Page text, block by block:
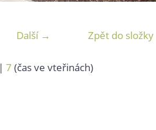
Další → Zpět do složky
| 7 (čas ve vteřinách)